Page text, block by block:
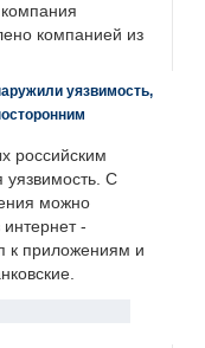
компанией из
уязвимость,
российским
С
можно
-
к приложениям и